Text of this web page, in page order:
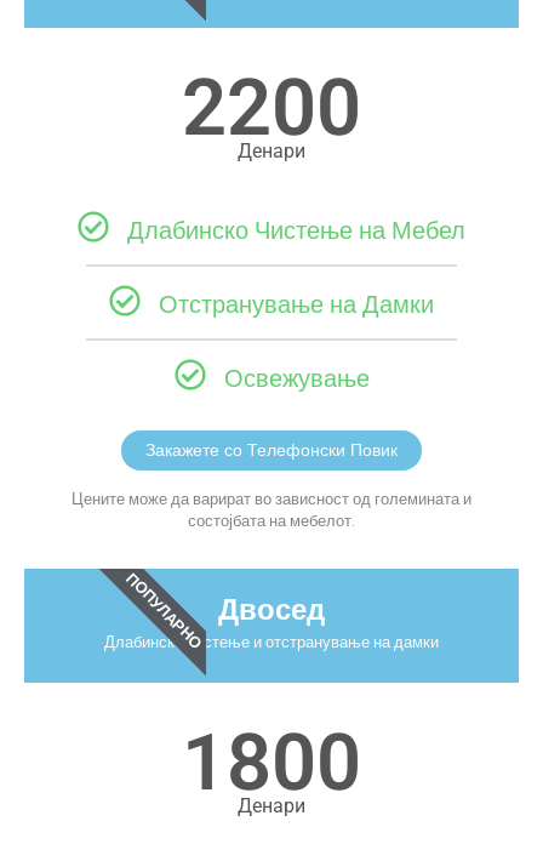
2200
Денари
Длабинско Чистење на Мебел
Отстранување на Дамки
Освежување
Закажете со Телефонски Повик
Цените може да варират во зависност од големината и
состојбата на мебелот.
ПОПУЛАРНО Двосед
Длабинско чистење и отстранување на дамки
1800
Денари